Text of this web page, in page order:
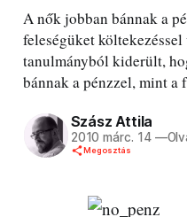
A nők jobban bánnak a
feleségüket
tanulmányból kiderült,
bánnak a pénzzel, mint a
Szász Attila
2010 márc. 14 —
Megosztás